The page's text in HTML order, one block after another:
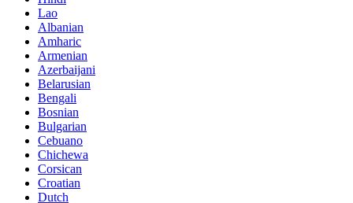
Lao
Albanian
Amharic
Armenian
Azerbaijani
Belarusian
Bengali
Bosnian
Bulgarian
Cebuano
Chichewa
Corsican
Croatian
Dutch